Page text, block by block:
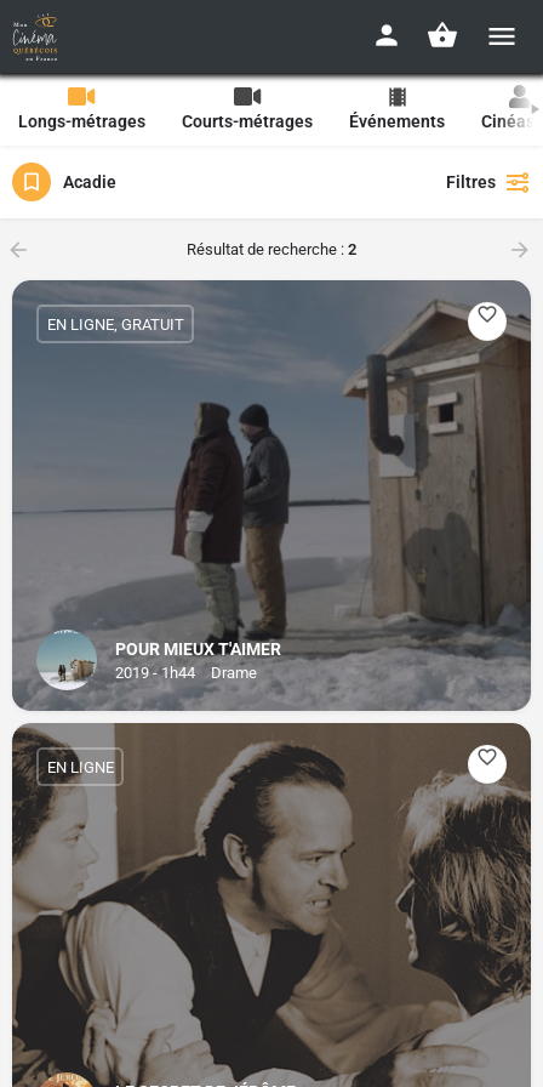
Longs-métrages Courts-métrages Événements
Acadie Filtres
Résultat de recherche : 2
POUR MIEUX T'AIMER
2019 - 1h44 Drame
EN LIGNE, GRATUIT
EN LIGNE